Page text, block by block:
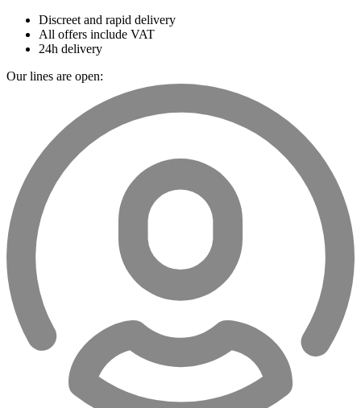
Discreet and rapid delivery
All offers include VAT
24h delivery
Our lines are open: